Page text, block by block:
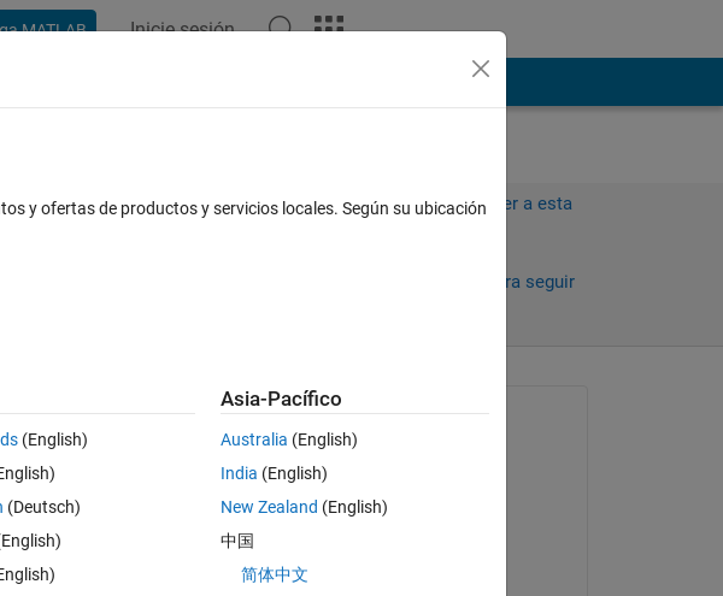
MATLAB Inicie sesión
Iniciar sesión para responder a esta
Iniciar sesión para seguir
Online
I know I can writing
Brett
el 4 de Dic. de 2012
el 19 de Feb. de 2019
y ofertas de productos y servicios locales. Según su ubicación
(English)
(Deutsch)
Asia-Pacífico
Australia (English)
India (English)
New Zealand (English)
中国
简体中文